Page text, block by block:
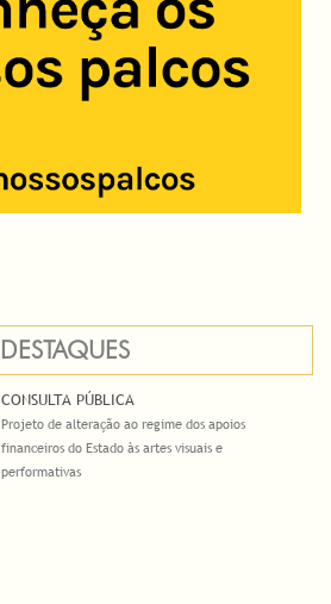
DESTAQUES
CONSULTA PÚBLICA
Projeto de alteração ao regime dos apoios
financeiros do Estado às artes visuais e
performativas